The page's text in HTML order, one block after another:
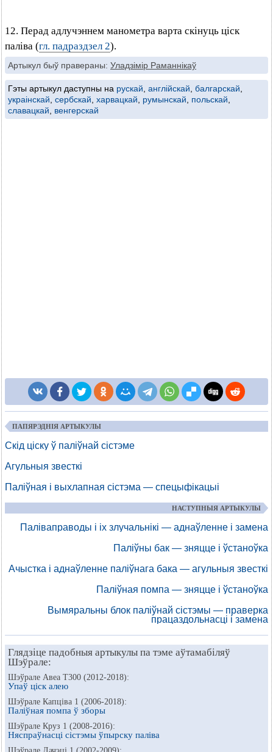
12. Перад адлучэннем манометра варта скінуць ціск
паліва (гл. падраздзел 2).
Артыкул быў правераны: Уладзімір Раманнікаў
Гэты артыкул даступны на рускай англійскай балгарскай
украінскай сербскай харвацкай румынскай польскай
славацкай
венгерскай
ПАПЯРЭДНІЯ АРТЫКУЛЫ
Скід ціску ў паліўнай сістэме
Агульныя звесткі
Паліўная і выхлапная сістэма — спецыфікацыі
НАСТУПНЫЯ АРТЫКУЛЫ
Паліваправоды і іх злучальнікі — аднаўленне і замена
Паліўны бак — зняцце і ўстаноўка
Ачыстка і аднаўленне паліўнага бака — агульныя звесткі
Паліўная помпа — зняцце і ўстаноўка
Вымяральны блок паліўнай сістэмы — праверка
працаздольнасці і замена
Глядзіце падобныя артыкулы па тэме аўтамабіляў
Шэўрале:
Шэўрале Авеа Т300 (2012-2018):
Упаў ціск алею
Шэўрале Капціва 1 (2006-2018):
Паліўная помпа ў зборы
Шэўрале Круз 1 (2008-2016):
Няспраўнасці сістэмы ўпырску паліва